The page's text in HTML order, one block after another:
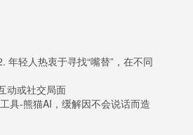
年轻人热衷于寻找“嘴替”，在不同
动或社交局面
具-熊猫AI，缓解因不会说话而造